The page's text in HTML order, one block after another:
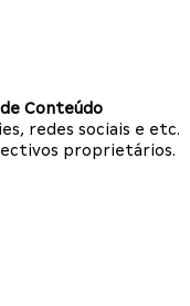
Conteúdo
redes sociais e etc.
proprietários.